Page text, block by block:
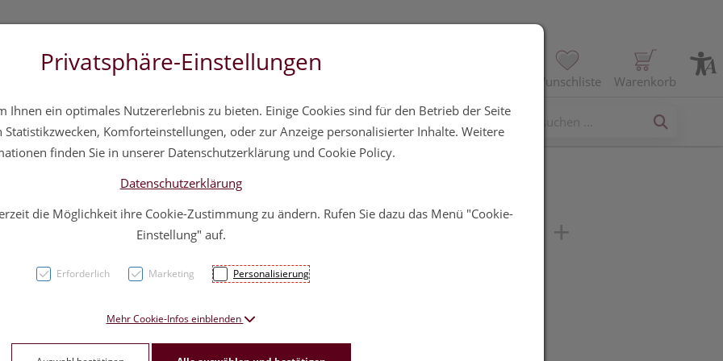
Wunschliste Warenkorb
Hautpflege Familie Nahrungsergänzung Diverses
Eucerin pH5 Lotion +
Pumpe
27,50 EUR
Privatsphäre-Einstellungen
Ihnen ein optimales Nutzererlebnis zu bieten. Einige Cookies sind für den Betrieb der Seite
Komforteinstellungen, oder zur Anzeige personalisierter Inhalte. Weitere
finden Sie in unserer Datenschutzerklärung und Cookie Policy.
Datenschutzerklärung
die Möglichkeit ihre Cookie-Zustimmung zu ändern. Rufen Sie dazu das Menü "Cookie-
Einstellung" auf.
Erforderlich Marketing Personalisierung
Mehr Cookie-Infos einblenden